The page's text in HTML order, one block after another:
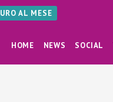
AL MESE
HOME NEWS SOCIAL